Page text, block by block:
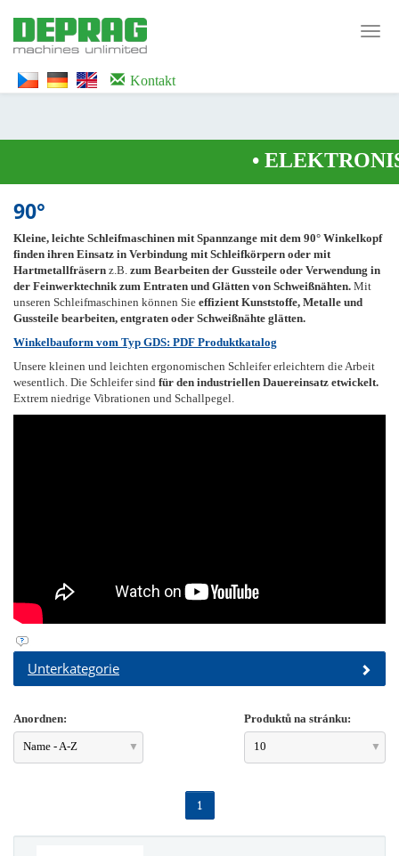
WTG9QS7C" height="0" width="0" style="display:none;visibility:hidden">
</iframe></noscript>
Kontakt
•
90°
Kleine, leichte Schleifmaschinen mit Spannzange mit dem 90° Winkelkopf
finden ihren Einsatz in Verbindung mit Schleifkörpern oder mit
Hartmetallfräsern z.B. zum Bearbeiten der Gussteile oder Verwendung in
der Feinwerktechnik zum Entraten und Glätten von Schweißnähten. Mit
unseren Schleifmaschinen können Sie effizient Kunststoffe, Metalle und
Gussteile bearbeiten, entgraten oder Schweißnähte glätten.
Winkelbauform vom Typ GDS: PDF Produktkatalog
Unsere kleinen und leichten ergonomischen Schleifer erleichtern die Arbeit
wesentlich. Die Schleifer sind für den industriellen Dauereinsatz etwickelt.
Extrem niedrige Vibrationen und Schallpegel.
Unterkategorie
Anordnen:
Name - A-Z
Produktů na stránku:
10
1